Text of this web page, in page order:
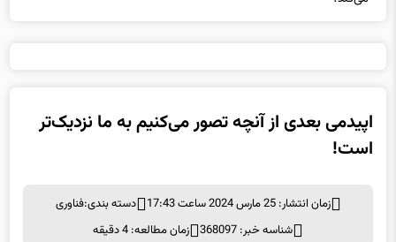
اپیدمی بعدی از آنچه تصور می‌کنیم به ما نزدیک‌تر
است!
زمان انتشار: 25 مارس 2024 ساعت 17:43 دسته بندی:فناوری
شناسه خبر: 368097
زمان مطالعه: 4 دقیقه